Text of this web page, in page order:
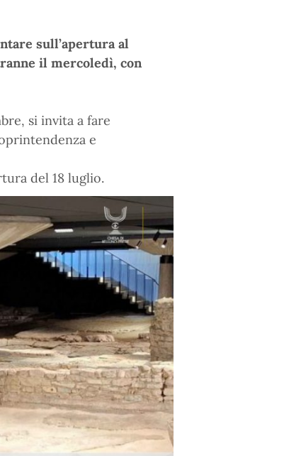
sull’apertura al
il mercoledì, con
si invita a fare
e
del 18 luglio.